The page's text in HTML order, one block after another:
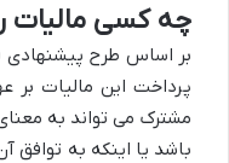
چه کسی مالیات
بر اساس طرح پیشنهادی
پرداخت این مالیات بر
مشترک می تواند به
باشد یا اینکه به